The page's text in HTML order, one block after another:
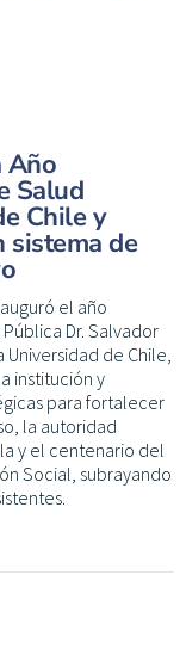
Año
Salud
Chile y
sistema de
el año
Dr. Salvador
de Chile,
institución y
para fortalecer
la autoridad
y el centenario del
Social, subrayando